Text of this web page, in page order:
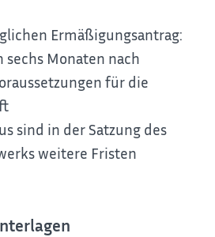
Ermäßigungsantrag:
sechs Monaten nach
für die
sind in der Satzung des
weitere Fristen